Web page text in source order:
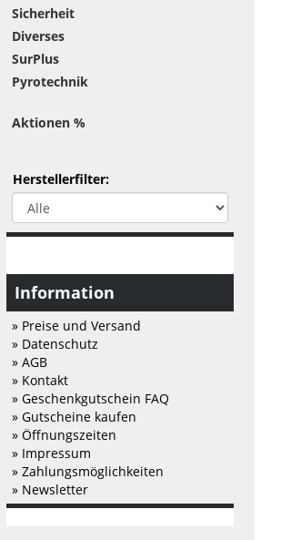
Sicherheit
Diverses
SurPlus
Pyrotechnik
Aktionen %
Herstellerfilter:
Information
» Preise und Versand
» Datenschutz
» AGB
» Kontakt
» Geschenkgutschein FAQ
» Gutscheine kaufen
» Öffnungszeiten
» Impressum
» Zahlungsmöglichkeiten
» Newsletter